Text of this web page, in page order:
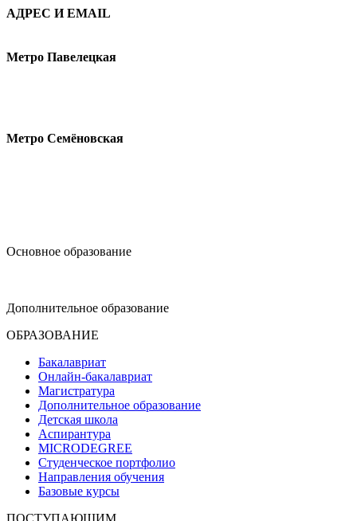
АДРЕС И EMAIL
Метро Павелецкая
Метро Семёновская
Основное образование
Дополнительное образование
ОБРАЗОВАНИЕ
Бакалавриат
Онлайн-бакалавриат
Магистратура
Дополнительное образование
Детская школа
Аспирантура
MICRODEGREE
Студенческое портфолио
Направления обучения
Базовые курсы
ПОСТУПАЮЩИМ